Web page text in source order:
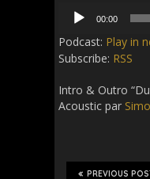
Audio
Player
00:00
Podcast: Play in
Subscribe: RSS
Intro & Outro “
Acoustic par
PREVIOUS